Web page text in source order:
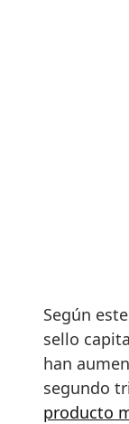
Según
sello
han
segundo
producto